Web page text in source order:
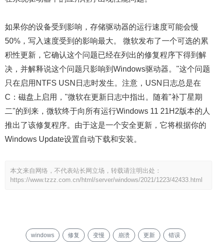
如果你的设备受到影响，存储驱动器的运行速度可能会慢
50%，写入速度受到的影响最大。 微软发布了一个可选的累
积性更新，它确认这个问题已经在列出的修复程序下得到解
决，并解释说这个问题只影响到Windows驱动器。"这个问题
只在启用NTFS USN日志时发生。注意，USN日志总是在
C：磁盘上启用，"微软在更新日志中指出。随着"补丁星期
二"的到来，微软终于向所有运行Windows 11 21H2版本的人
推出了该修复程序。由于这是一个安全更新，它将根据你的
Windows Update设置自动下载和安装。
本文来自网络，不代表站长网立场，转载请注明出处：
https://www.tzzz.com.cn/html/server/windows/2021/1223/42433.html
windows 修复 变慢 崩溃 更新 错误